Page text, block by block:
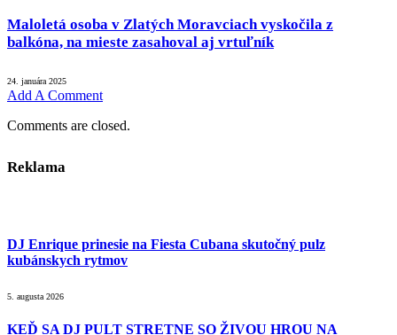
Maloletá osoba v Zlatých Moravciach vyskočila z
balkóna, na mieste zasahoval aj vrtuľník
24. januára 2025
Add A Comment
Comments are closed.
Reklama
DJ Enrique prinesie na Fiesta Cubana skutočný pulz
kubánskych rytmov
5. augusta 2026
KEĎ SA DJ PULT STRETNE SO ŽIVOU HROU NA